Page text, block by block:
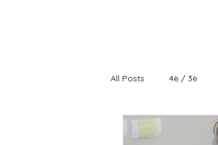
All Posts 4è / 3è